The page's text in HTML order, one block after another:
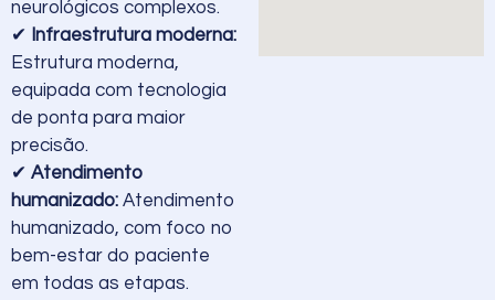
neurológicos complexos.
✔ Infraestrutura moderna:
Estrutura moderna,
equipada com tecnologia
de ponta para maior
precisão.
✔ Atendimento
humanizado: Atendimento
humanizado, com foco no
bem-estar do paciente
em todas as etapas.